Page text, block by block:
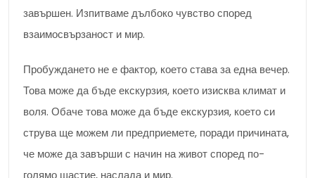
завършен. Изпитваме дълбоко чувство според
взаимосвързаност и мир.
Пробуждането не е фактор, което става за една вечер.
Това може да бъде екскурзия, което изисква климат и
воля. Обаче това може да бъде екскурзия, което си
струва ще можем ли предприемете, поради причината,
че може да завърши с начин на живот според по-
голямо щастие, наслада и мир.